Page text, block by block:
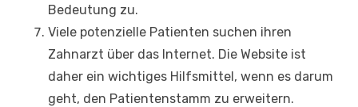
Bedeutung zu.
Viele potenzielle Patienten suchen ihren
Zahnarzt über das Internet. Die Website ist
daher ein wichtiges Hilfsmittel, wenn es darum
geht, den Patientenstamm zu erweitern.